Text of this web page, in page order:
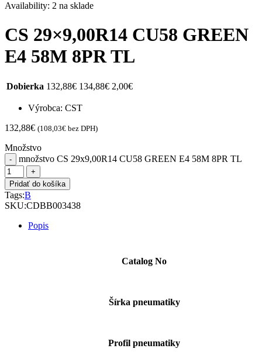
Availability: 2 na sklade
CS 29×9,00R14 CU58 GREEN
E4 58M 8PR TL
Dobierka 132,88€ 134,88€ 2,00€
Výrobca: CST
132,88€ (108,03€ bez DPH)
Množstvo
množstvo CS 29x9,00R14 CU58 GREEN E4 58M 8PR TL
Pridať do košíka
Tags:B
SKU:CDBB003438
Popis
Catalog No
Šírka pneumatiky
Profil pneumatiky